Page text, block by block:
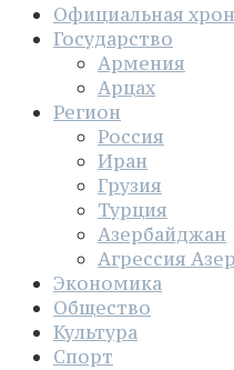
Официальная
Государство
Армения
Арцах
Регион
Россия
Иран
Грузия
Турция
Азербайджан
Агрессия
Экономика
Общество
Культура
Спорт